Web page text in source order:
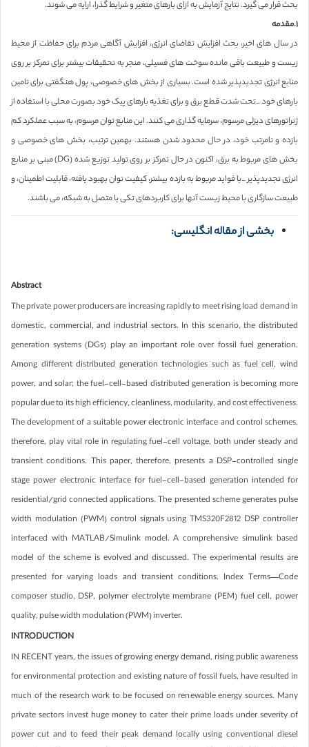
بحث قرار می گیرد. نتایج آزمایش به ازای بارهای متغیر و شرایط گذرا، ارایه می شوند.
١.مقدمه
در سال های اخیر، بحث افزایش تقاضای انرژی، افزایش آگاهی مردم برای حفاظت از محیط
زیست و طبیعت باقی مانده سوخت های فسیلی، منجر به تحقیقات بیشتر برای تمرکز بر روی
منابع انرژی تجدیدپذیر شده است. بسیاری از بخش های خصوصی، پول هنگفتی برای تامین
بارهای خود _تحت شدت قطع برق و برای تغذیه بارهای پیک خود بصورت محلی با استفاده از
ژنراتورهای دیزلی مرسوم، سرمایه گذاری می کنند. این منابع توان مرسوم، به سبب عملکرد کم
بازده و نامرتب خود، در حال محدود شدن هستند. بهمین ترتیب، بخش های خصوصی و
بخش های مربوط به برق، اکنون در حال تمرکز بر روی تولید توزیع شده (DG) مبنی بر منابع
انرژی تجدیدپذیر _با فواید مربوط به بازده بیشتر، کیفیت توان بهبود یافته، قابلیت اطمینان، و
طبیعت سازگاری با محیط زیست آنها برای کاربردهای تکی یا متصل به شبکه، می باشند.
بخشی از مقاله انگلیسی:
Abstract
The private power producers are increasing rapidly to meet rising load demand in
domestic, commercial, and industrial sectors. In this scenario, the distributed
generation systems (DGs) play an important role over fossil fuel generation.
Among different distributed generation technologies such as fuel cell, wind
power, and solar; the fuel-cell-based distributed generation is becoming more
popular due to its high efficiency, cleanliness, modularity, and cost effectiveness.
The development of a suitable power electronic interface and control schemes,
therefore, play vital role in regulating fuel-cell voltage, both under steady and
transient conditions. This paper, therefore, presents a DSP-controlled single
stage power electronic interface for fuel-cell-based generation intended for
residential/grid connected applications. The presented scheme generates pulse
width modulation (PWM) control signals using TMS320F2812 DSP controller
interfaced with MATLAB/Simulink model. A comprehensive simulink based
model of the scheme is evolved and discussed. The experimental results are
presented for varying loads and transient conditions. Index Terms—Code
composer studio, DSP, polymer electrolyte membrane (PEM) fuel cell, power
quality, pulse width modulation (PWM) inverter.
INTRODUCTION
IN RECENT years, the issues of growing energy demand, rising public awareness
for environmental protection and existing nature of fossil fuels, have resulted in
much of the research work to be focused on renewable energy sources. Many
private sectors invest huge money to cater their prime loads under severity of
power cut and to feed their peak demand locally using conventional diesel